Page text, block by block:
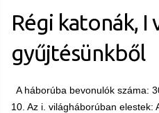
Régi katonák,
gyűjtésünkből
A háborúba bevonulók száma:
10. Az i. világháborúban elestek: